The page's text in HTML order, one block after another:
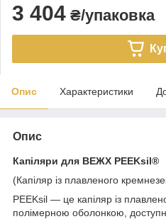
3 404 ₴/упаковка
Опис Характеристики
Опис
Капіляри для ВЕЖХ PEEKsil®
(Капіляр із плавленого
PEEKsil — це капіляр із
полімерною оболонкою,